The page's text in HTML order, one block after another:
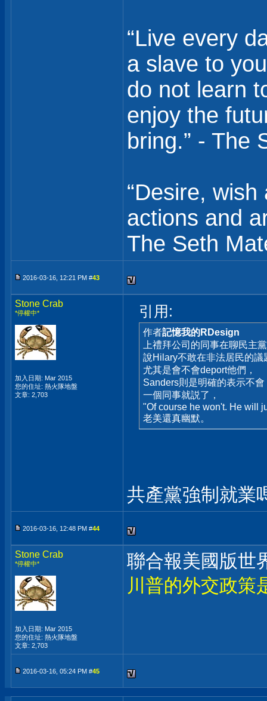
“Live every
a slave to
do not learn
enjoy the
bring.” - The
“Desire,
actions and
The Seth
2016-03-16, 12:21 PM #43
Stone Crab
*停權中*
加入日期: Mar 2015
您的住址: 熱火隊地盤
文章: 2,703
引用:
作者記憶我的RDesign
上禮拜公司的同事在聊民主
說Hilary不敢在非法居民的議
尤其是會不會deport他們，
Sanders則是明確的表示不會
一個同事就説了，
"Of course he won't. He will
老美還真幽默。
共產黨強制就業
2016-03-16, 12:48 PM #44
Stone Crab
*停權中*
加入日期: Mar 2015
您的住址: 熱火隊地盤
文章: 2,703
聯合報美國版世
川普的外交政策
2016-03-16, 05:24 PM #45